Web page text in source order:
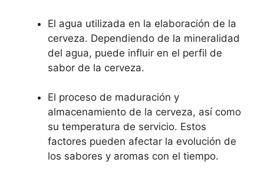
El agua utilizada en la elaboración de la
cerveza. Dependiendo de la mineralidad
del agua, puede influir en el perfil de
sabor de la cerveza.
El proceso de maduración y
almacenamiento de la cerveza, así como
su temperatura de servicio. Estos
factores pueden afectar la evolución de
los sabores y aromas con el tiempo.